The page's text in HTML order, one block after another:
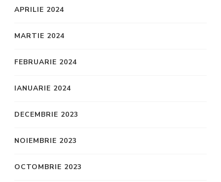
APRILIE 2024
MARTIE 2024
FEBRUARIE 2024
IANUARIE 2024
DECEMBRIE 2023
NOIEMBRIE 2023
OCTOMBRIE 2023